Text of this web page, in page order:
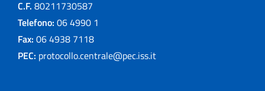
C.F. 80211730587
Telefono: 06 4990 1
Fax: 06 4938 7118
PEC: protocollo.centrale@pec.iss.it